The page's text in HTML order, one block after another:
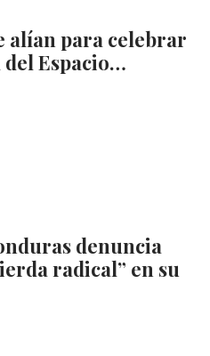
alían para celebrar
Espacio…
denuncia
radical” en su